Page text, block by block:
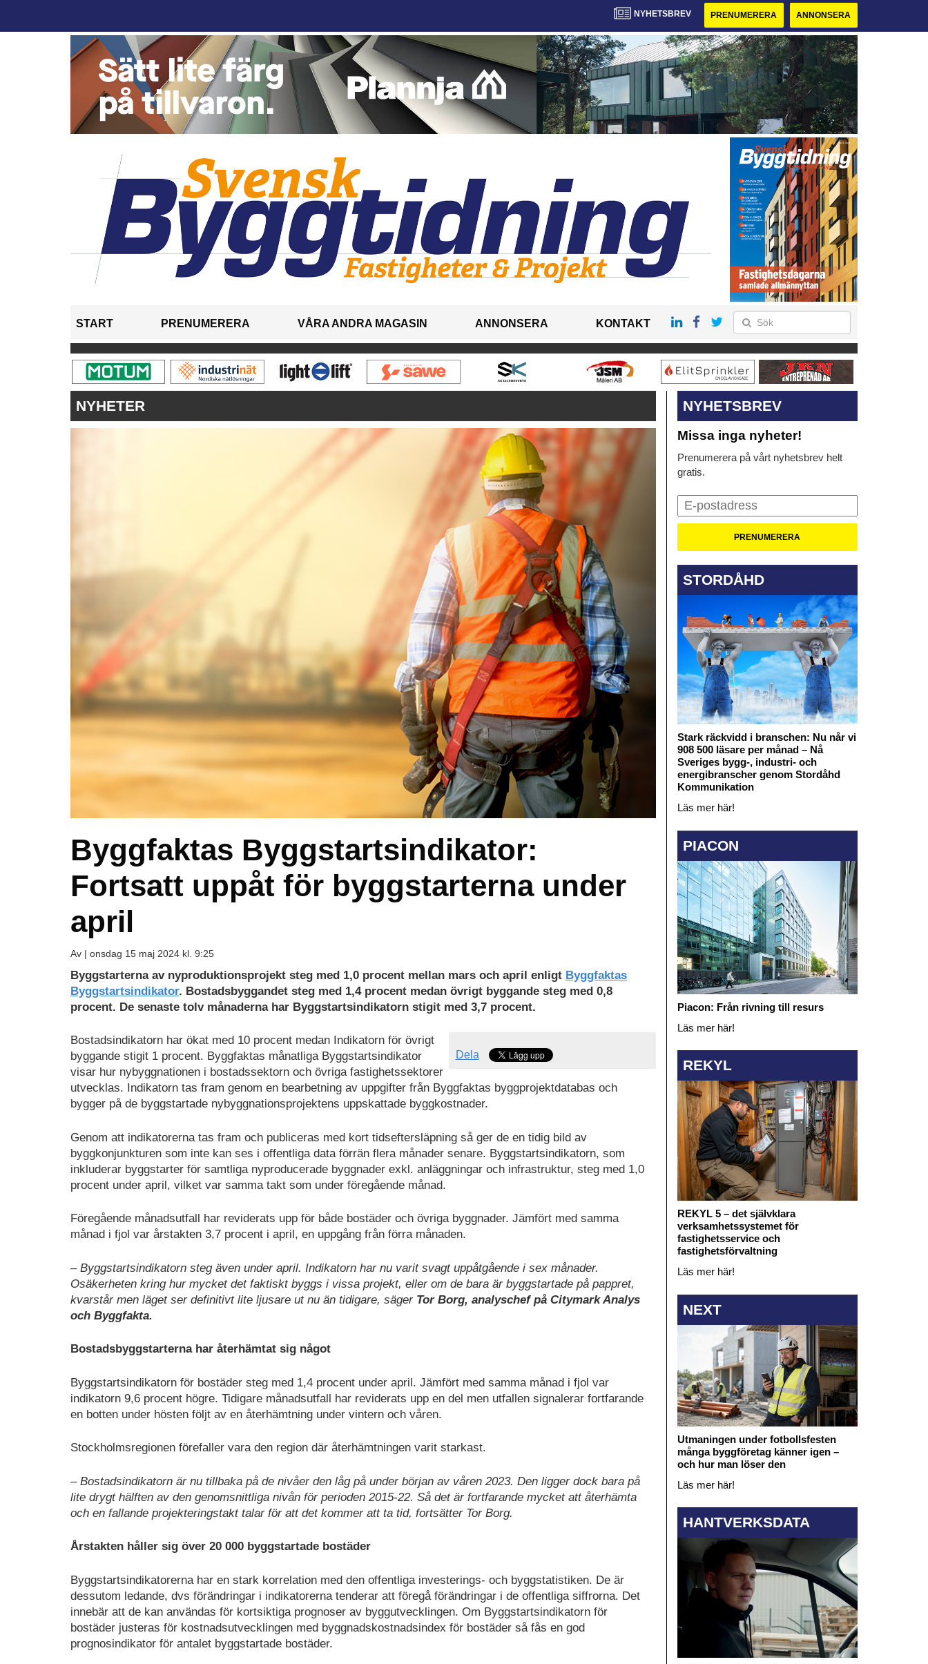
NYHETSBREV PRENUMERERA ANNONSERA
START PRENUMERERA VÅRA ANDRA MAGASIN ANNONSERA KONTAKT
NYHETER
Byggfaktas Byggstartsindikator:
Fortsatt uppåt för byggstarterna under
april
Av | onsdag 15 maj 2024 kl. 9:25
Byggstarterna av nyproduktionsprojekt steg med 1,0 procent mellan mars och april enligt Byggfaktas
Byggstartsindikator. Bostadsbyggandet steg med 1,4 procent medan övrigt byggande steg med 0,8
procent. De senaste tolv månaderna har Byggstartsindikatorn stigit med 3,7 procent.
Dela
Bostadsindikatorn har ökat med 10 procent medan Indikatorn för övrigt
byggande stigit 1 procent. Byggfaktas månatliga Byggstartsindikator
visar hur nybyggnationen i bostadssektorn och övriga fastighetssektorer
utvecklas. Indikatorn tas fram genom en bearbetning av uppgifter från Byggfaktas byggprojektdatabas och
bygger på de byggstartade nybyggnationsprojektens uppskattade byggkostnader.
Genom att indikatorerna tas fram och publiceras med kort tidseftersläpning så ger de en tidig bild av
byggkonjunkturen som inte kan ses i offentliga data förrän flera månader senare. Byggstartsindikatorn, som
inkluderar byggstarter för samtliga nyproducerade byggnader exkl. anläggningar och infrastruktur, steg med 1,0
procent under april, vilket var samma takt som under föregående månad.
Föregående månadsutfall har reviderats upp för både bostäder och övriga byggnader. Jämfört med samma
månad i fjol var årstakten 3,7 procent i april, en uppgång från förra månaden.
– Byggstartsindikatorn steg även under april. Indikatorn har nu varit svagt uppåtgående i sex månader.
Osäkerheten kring hur mycket det faktiskt byggs i vissa projekt, eller om de bara är byggstartade på pappret,
kvarstår men läget ser definitivt lite ljusare ut nu än tidigare, säger Tor Borg, analyschef på Citymark Analys
och Byggfakta.
Bostadsbyggstarterna har återhämtat sig något
Byggstartsindikatorn för bostäder steg med 1,4 procent under april. Jämfört med samma månad i fjol var
indikatorn 9,6 procent högre. Tidigare månadsutfall har reviderats upp en del men utfallen signalerar fortfarande
en botten under hösten följt av en återhämtning under vintern och våren.
Stockholmsregionen förefaller vara den region där återhämtningen varit starkast.
– Bostadsindikatorn är nu tillbaka på de nivåer den låg på under början av våren 2023. Den ligger dock bara på
lite drygt hälften av den genomsnittliga nivån för perioden 2015-22. Så det är fortfarande mycket att återhämta
och en fallande projekteringstakt talar för att det kommer att ta tid, fortsätter Tor Borg.
Årstakten håller sig över 20 000 byggstartade bostäder
Byggstartsindikatorerna har en stark korrelation med den offentliga investerings- och byggstatistiken. De är
dessutom ledande, dvs förändringar i indikatorerna tenderar att föregå förändringar i de offentliga siffrorna. Det
innebär att de kan användas för kortsiktiga prognoser av byggutvecklingen. Om Byggstartsindikatorn för
bostäder justeras för kostnadsutvecklingen med byggnadskostnadsindex för bostäder så fås en god
prognosindikator för antalet byggstartade bostäder.
NYHETSBREV
Missa inga nyheter!
Prenumerera på vårt nyhetsbrev helt
gratis.
STORDÅHD
Stark räckvidd i branschen: Nu når vi
908 500 läsare per månad – Nå
Sveriges bygg-, industri- och
energibranscher genom Stordåhd
Kommunikation
Läs mer här!
PIACON
Piacon: Från rivning till resurs
Läs mer här!
REKYL
REKYL 5 – det självklara
verksamhetssystemet för
fastighetsservice och
fastighetsförvaltning
Läs mer här!
NEXT
Utmaningen under fotbollsfesten
många byggföretag känner igen –
och hur man löser den
Läs mer här!
HANTVERKSDATA